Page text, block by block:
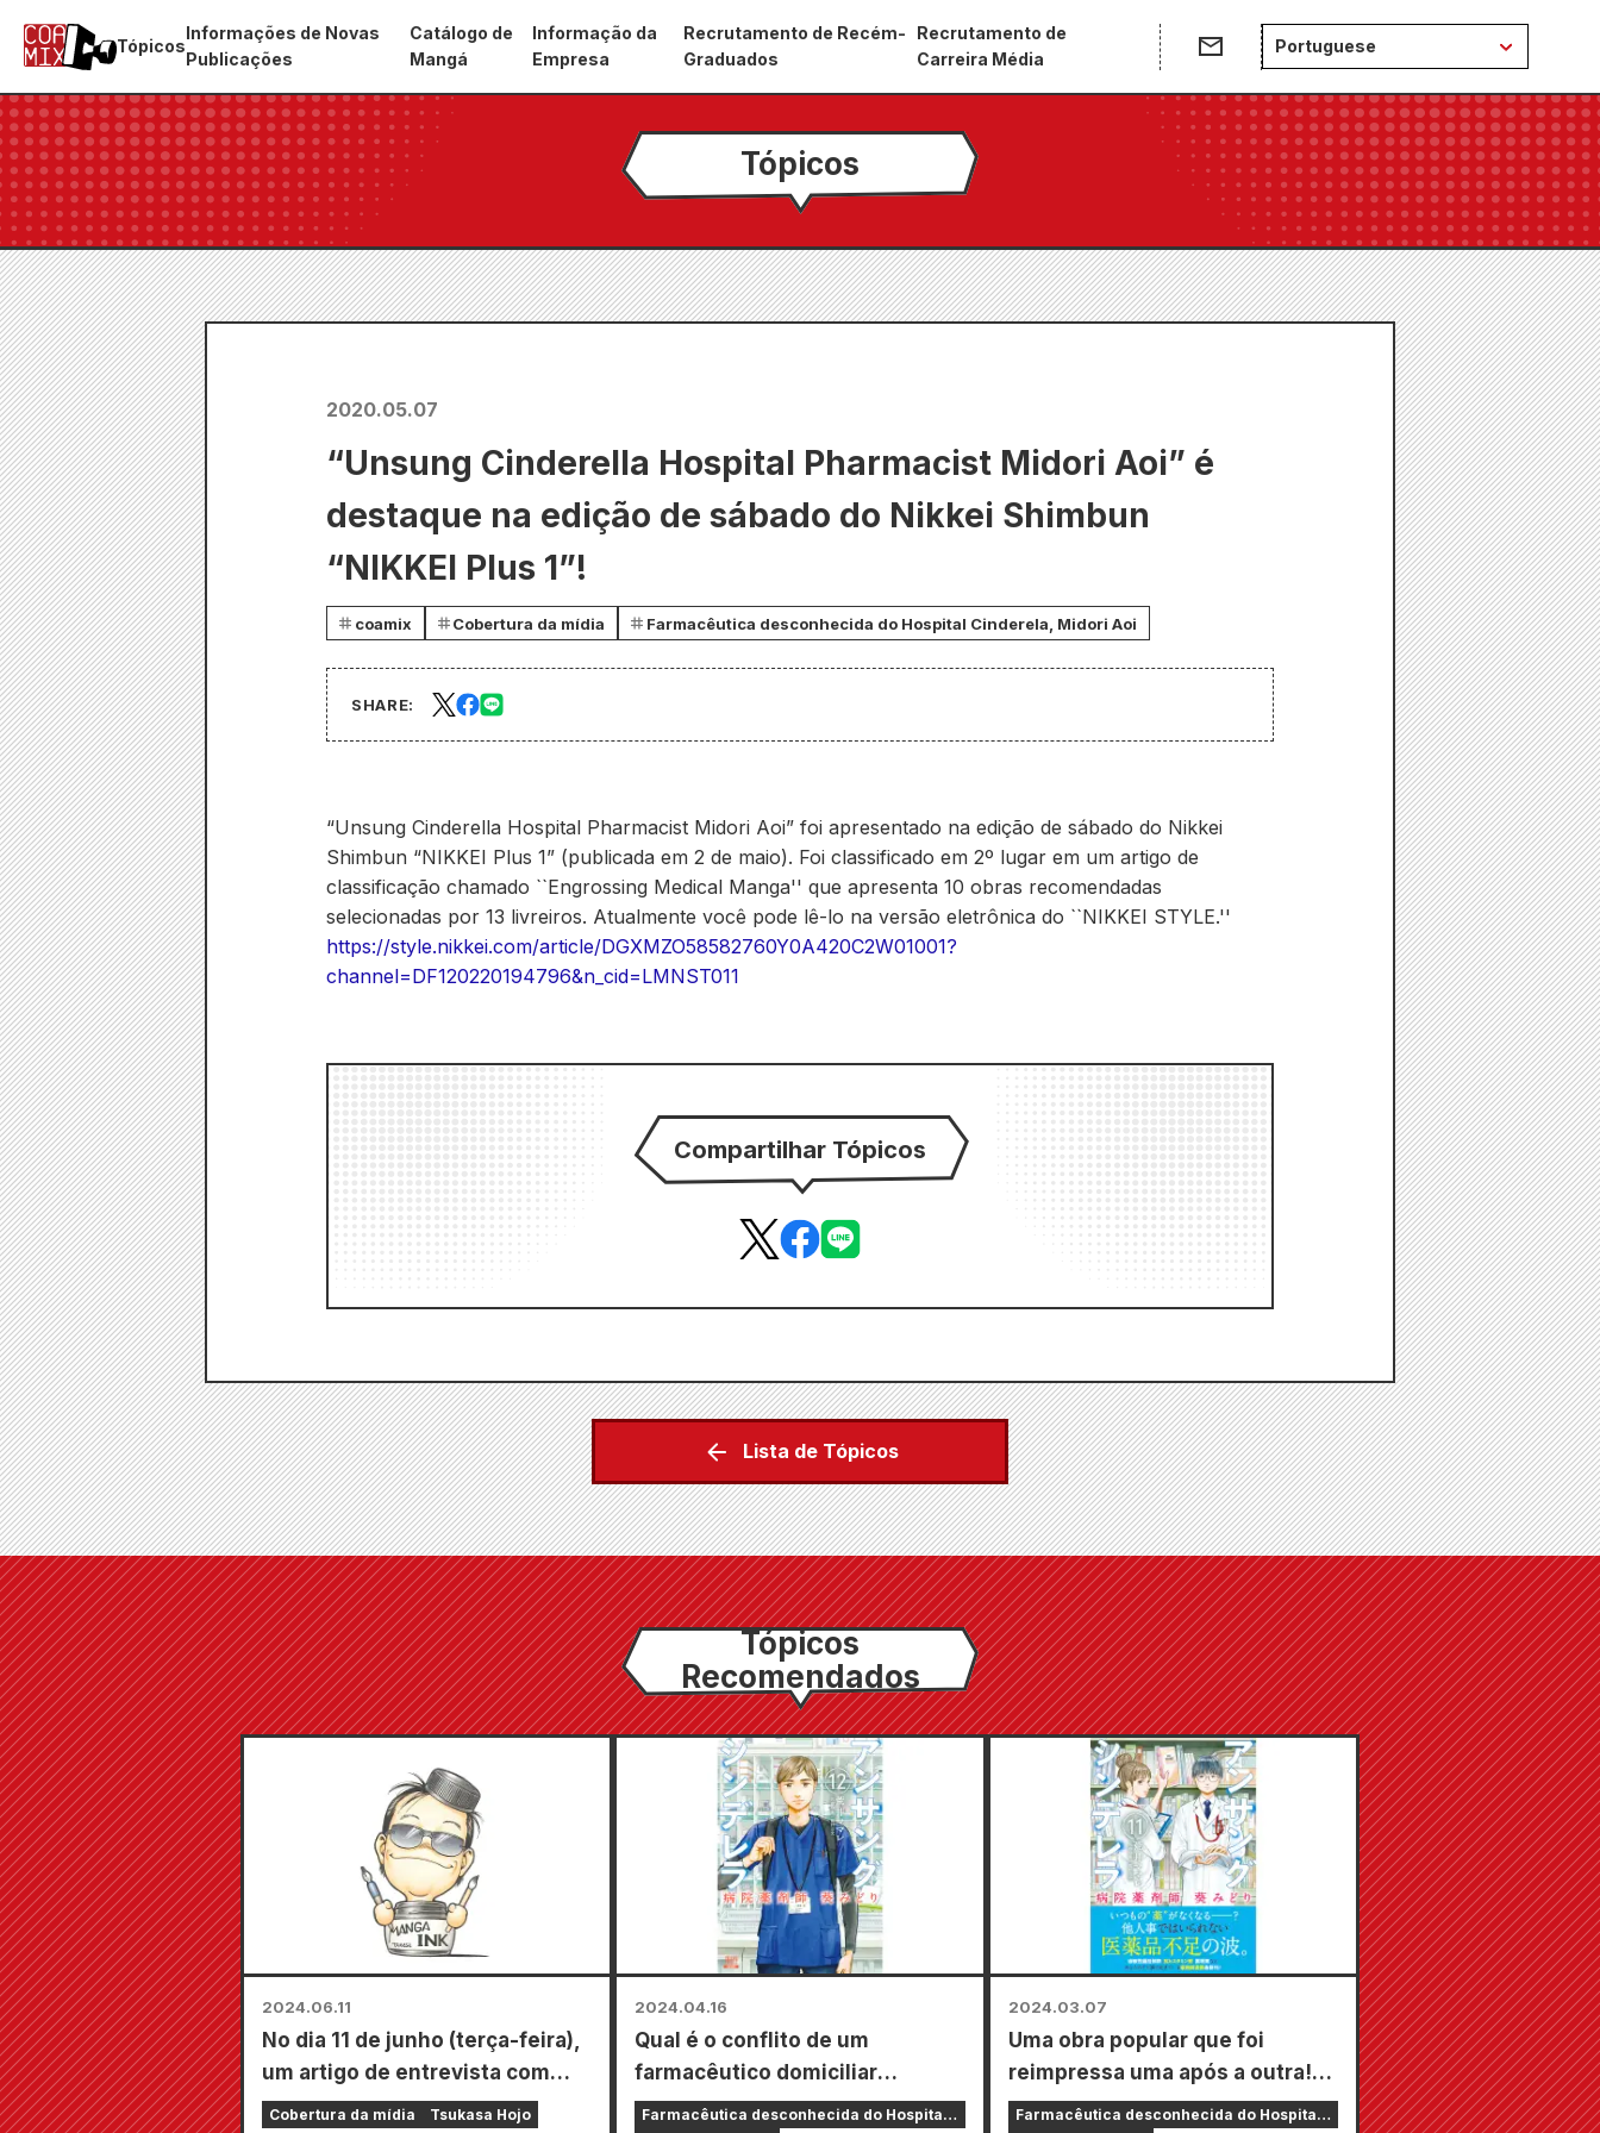
Tópicos
Informações de Novas
Publicações
Catálogo de
Mangá
Informação da
Empresa
Recrutamento de Recém-
Graduados
Recrutamento de
Carreira Média
Portuguese
Tópicos
2020.05.07
“Unsung Cinderella Hospital Pharmacist Midori Aoi” é
destaque na edição de sábado do Nikkei Shimbun
“NIKKEI Plus 1”!
coamix Cobertura da mídia Farmacêutica desconhecida do Hospital Cinderela, Midori Aoi
SHARE:
“Unsung Cinderella Hospital Pharmacist Midori Aoi” foi apresentado na edição de sábado do Nikkei
Shimbun “NIKKEI Plus 1” (publicada em 2 de maio). Foi classificado em 2º lugar em um artigo de
classificação chamado ``Engrossing Medical Manga'' que apresenta 10 obras recomendadas
selecionadas por 13 livreiros. Atualmente você pode lê-lo na versão eletrônica do ``NIKKEI STYLE.''
https://style.nikkei.com/article/DGXMZO58582760Y0A420C2W01001?
channel=DF120220194796&n_cid=LMNST011
Compartilhar Tópicos
Lista de Tópicos
Tópicos
Recomendados
2024.06.11
No dia 11 de junho (terça-feira),
um artigo de entrevista com
Tsukasa Hojo foi publicado na
Cobertura da mídia Tsukasa Hojo
2024.04.16
Qual é o conflito de um
farmacêutico domiciliar
envolvido no dia a dia de um
Farmacêutica desconhecida do Hospital
2024.03.07
Uma obra popular que foi
reimpressa uma após a outra!
“Unsung Cinderella Hospital
Farmacêutica desconhecida do Hospital